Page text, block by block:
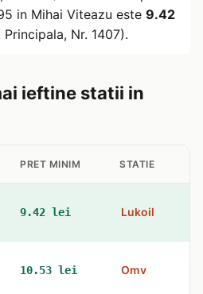
in Mihai Viteazu este 9.42
Nr. 1407).
ieftine statii in
PRET MINIM STATIE
9.42 lei Lukoil
10.53 lei Omv